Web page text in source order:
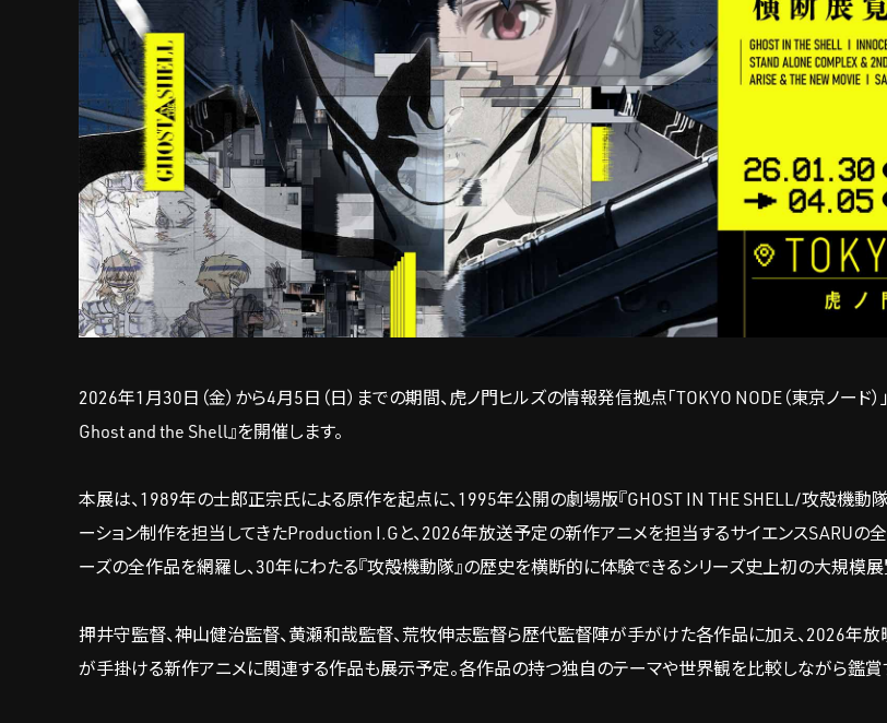
2026年1月30日（金）から4月5日（日）までの期間、虎ノ門ヒルズの情報発信拠点「TOKYO NODE（東京ノード）
Ghost and the Shell』を開催します。
本展は、1989年の士郎正宗氏による原作を起点に、1995年公開の劇場版『GHOST IN THE SHELL/攻殻機動
ーション制作を担当してきたProduction I.Gと、2026年放送予定の新作アニメを担当するサイエンスSARUの全
ーズの全作品を網羅し、30年にわたる『攻殻機動隊』の歴史を横断的に体験できるシリーズ史上初の大規模展
押井守監督、神山健治監督、黄瀬和哉監督、荒牧伸志監督ら歴代監督陣が手がけた各作品に加え、2026年放
が手掛ける新作アニメに関連する作品も展示予定。各作品の持つ独自のテーマや世界観を比較しながら鑑賞